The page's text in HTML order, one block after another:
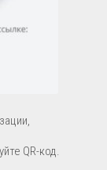
QR-код.